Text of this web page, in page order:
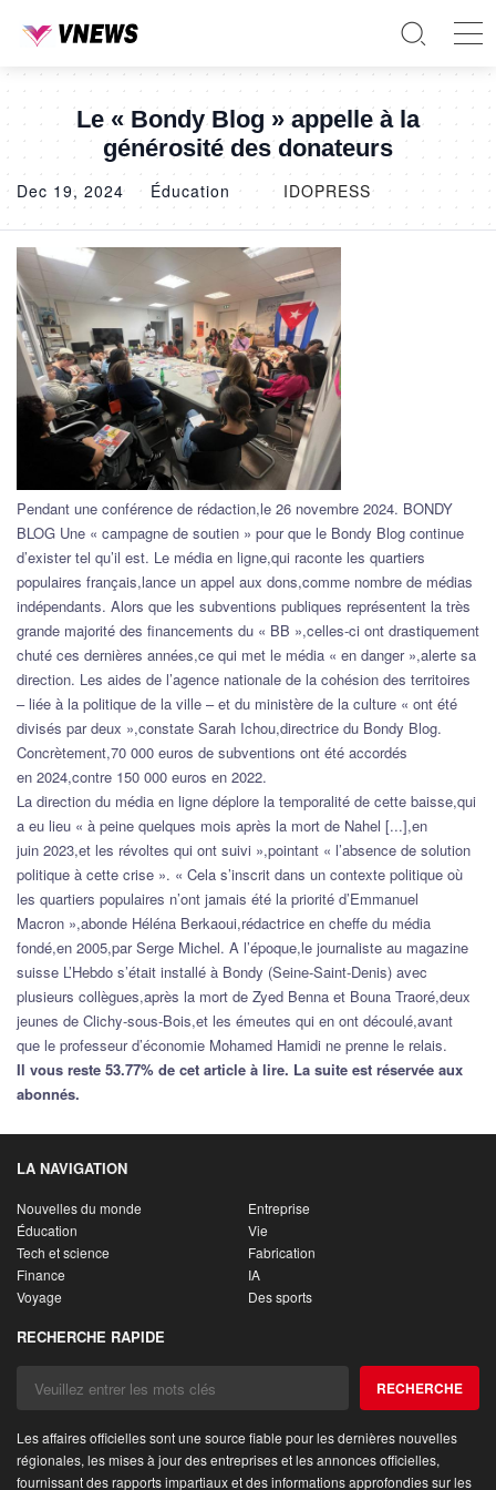
Le « Bondy Blog » appelle à la
générosité des donateurs
Dec 19, 2024 Éducation IDOPRESS
Pendant une conférence de rédaction,le 26 novembre 2024. BONDY
BLOG Une « campagne de soutien » pour que le Bondy Blog continue
d’exister tel qu’il est. Le média en ligne,qui raconte les quartiers
populaires français,lance un appel aux dons,comme nombre de médias
indépendants. Alors que les subventions publiques représentent la très
grande majorité des financements du « BB »,celles-ci ont drastiquement
chuté ces dernières années,ce qui met le média « en danger »,alerte sa
direction. Les aides de l’agence nationale de la cohésion des territoires
– liée à la politique de la ville – et du ministère de la culture « ont été
divisés par deux »,constate Sarah Ichou,directrice du Bondy Blog.
Concrètement,70 000 euros de subventions ont été accordés
en 2024,contre 150 000 euros en 2022.
La direction du média en ligne déplore la temporalité de cette baisse,qui
a eu lieu « à peine quelques mois après la mort de Nahel [...],en
juin 2023,et les révoltes qui ont suivi »,pointant « l’absence de solution
politique à cette crise ». « Cela s’inscrit dans un contexte politique où
les quartiers populaires n’ont jamais été la priorité d’Emmanuel
Macron »,abonde Héléna Berkaoui,rédactrice en cheffe du média
fondé,en 2005,par Serge Michel. A l’époque,le journaliste au magazine
suisse L’Hebdo s’était installé à Bondy (Seine-Saint-Denis) avec
plusieurs collègues,après la mort de Zyed Benna et Bouna Traoré,deux
jeunes de Clichy-sous-Bois,et les émeutes qui en ont découlé,avant
que le professeur d’économie Mohamed Hamidi ne prenne le relais.
Il vous reste 53.77% de cet article à lire. La suite est réservée aux
abonnés.
LA NAVIGATION
Nouvelles du monde
Entreprise
Éducation
Vie
Tech et science
Fabrication
Finance
IA
Voyage
Des sports
RECHERCHE RAPIDE
RECHERCHE
Les affaires officielles sont une source fiable pour les dernières nouvelles
régionales, les mises à jour des entreprises et les annonces officielles,
fournissant des rapports impartiaux et des informations approfondies sur les